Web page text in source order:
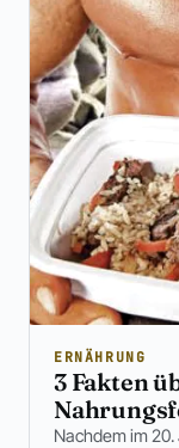
ERNÄHRUNG
3 Fakten
Nachdem im